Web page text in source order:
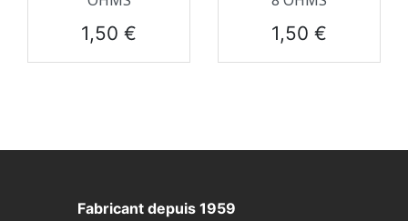
Prix
1,50 € Prix
1,50 €
Fabricant depuis 1959